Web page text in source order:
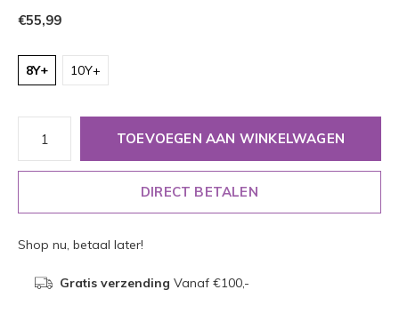
€55,99
8Y+ 10Y+
TOEVOEGEN AAN WINKELWAGEN
DIRECT BETALEN
Shop nu, betaal later!
Gratis verzending Vanaf €100,-